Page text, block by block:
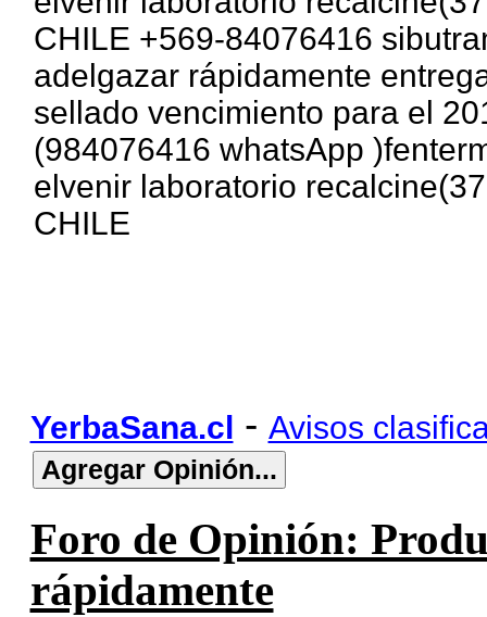
CHILE +569-84076416
adelgazar rápidamente
sellado vencimiento para el
(984076416 whatsApp
elvenir laboratorio
CHILE
YerbaSana.cl - Avisos
Foro de Opinión:
rápidamente